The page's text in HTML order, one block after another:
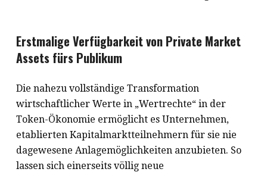
Erstmalige Verfügbarkeit von Private Market
Assets fürs Publikum
Die nahezu vollständige Transformation
wirtschaftlicher Werte in „Wertrechte“ in der
Token-Ökonomie ermöglicht es Unternehmen,
etablierten Kapitalmarktteilnehmern für sie nie
dagewesene Anlagemöglichkeiten anzubieten. So
lassen sich einerseits völlig neue